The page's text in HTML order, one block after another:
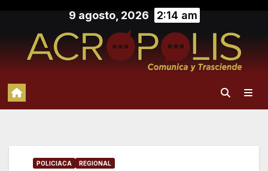
contenido
9 agosto, 2026 2:14 am
POLICIACA REGIONAL